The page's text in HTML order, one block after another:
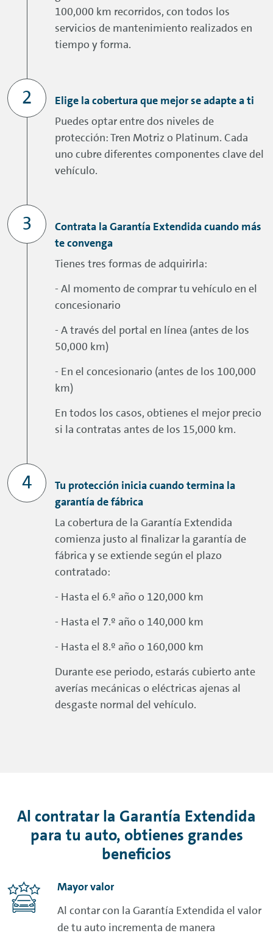
100,000 km recorridos, con todos los
servicios de mantenimiento realizados en
tiempo y forma.
Elige la cobertura que mejor se adapte a ti
Puedes optar entre dos niveles de
protección: Tren Motriz o Platinum. Cada
uno cubre diferentes componentes clave del
vehículo.
Contrata la Garantía Extendida cuando más
te convenga
Tienes tres formas de adquirirla:
- Al momento de comprar tu vehículo en el
concesionario
- A través del portal en línea (antes de los
50,000 km)
- En el concesionario (antes de los 100,000
km)
En todos los casos, obtienes el mejor precio
si la contratas antes de los 15,000 km.
Tu protección inicia cuando termina la
garantía de fábrica
La cobertura de la Garantía Extendida
comienza justo al finalizar la garantía de
fábrica y se extiende según el plazo
contratado:
- Hasta el 6.º año o 120,000 km
- Hasta el 7.º año o 140,000 km
- Hasta el 8.º año o 160,000 km
Durante ese periodo, estarás cubierto ante
averías mecánicas o eléctricas ajenas al
desgaste normal del vehículo.
Al contratar la Garantía Extendida
para tu auto, obtienes grandes
beneficios
Mayor valor
Al contar con la Garantía Extendida el valor
de tu auto incrementa de manera